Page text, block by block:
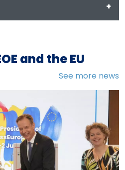
+
and the EU
See more news